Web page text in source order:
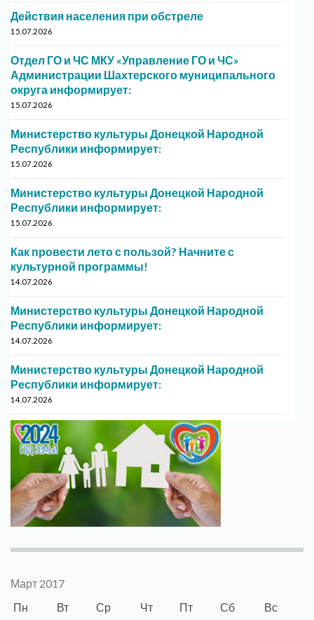
Действия населения при обстреле
15.07.2026
Отдел ГО и ЧС МКУ «Управление ГО и ЧС»
Администрации Шахтерского муниципального
округа информирует:
15.07.2026
Министерство культуры Донецкой Народной
Республики информирует:
15.07.2026
Министерство культуры Донецкой Народной
Республики информирует:
15.07.2026
Как провести лето с пользой? Начните с
культурной программы!
14.07.2026
Министерство культуры Донецкой Народной
Республики информирует:
14.07.2026
Министерство культуры Донецкой Народной
Республики информирует:
14.07.2026
Март 2017
Пн
Вт Ср Чт Пт Сб
Вс